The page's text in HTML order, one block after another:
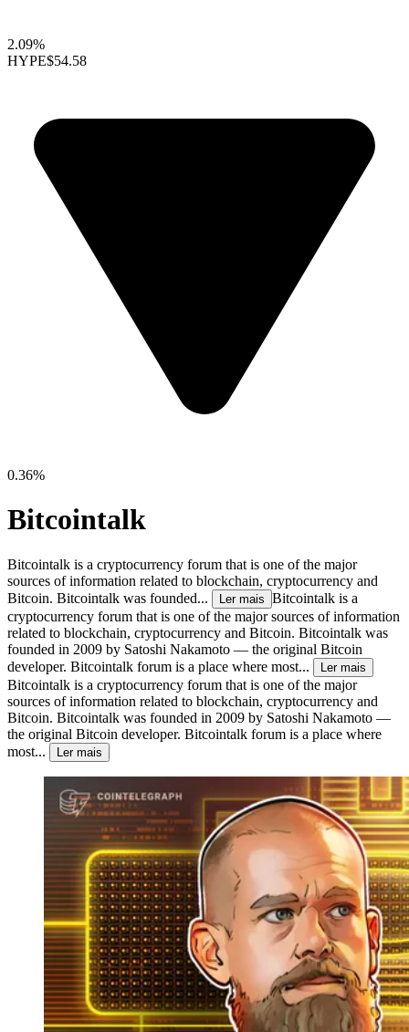
2.09%
HYPE$54.58
0.36%
Bitcointalk
Bitcointalk is a cryptocurrency forum that is one of the major
sources of information related to blockchain, cryptocurrency and
Bitcoin. Bitcointalk was founded...
Ler mais Bitcointalk is a
cryptocurrency forum that is one of the major sources of information
related to blockchain, cryptocurrency and Bitcoin. Bitcointalk was
founded in 2009 by Satoshi Nakamoto — the original Bitcoin
developer. Bitcointalk forum is a place where most...
Ler mais
Bitcointalk is a cryptocurrency forum that is one of the major
sources of information related to blockchain, cryptocurrency and
Bitcoin. Bitcointalk was founded in 2009 by Satoshi Nakamoto —
the original Bitcoin developer. Bitcointalk forum is a place where
most...
Ler mais